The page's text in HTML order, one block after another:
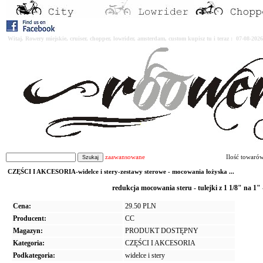
Witaj. Rowery miejskie, cruiser, chopper, lowrider, amsterdam, custom kupisz tu i teraz : 07-08-
zaawansowane Ilość
CZĘŚCI I AKCESORIA-widelce i stery-zestawy sterowe - mocowania łożyska ...
redukcja mocowania steru - tulejki z 1 1/8" na 1"
Cena:
29.50 PLN
Producent:
CC
Magazyn:
PRODUKT DOSTĘPNY
Kategoria:
CZĘŚCI I AKCESORIA
Podkategoria:
widelce i stery